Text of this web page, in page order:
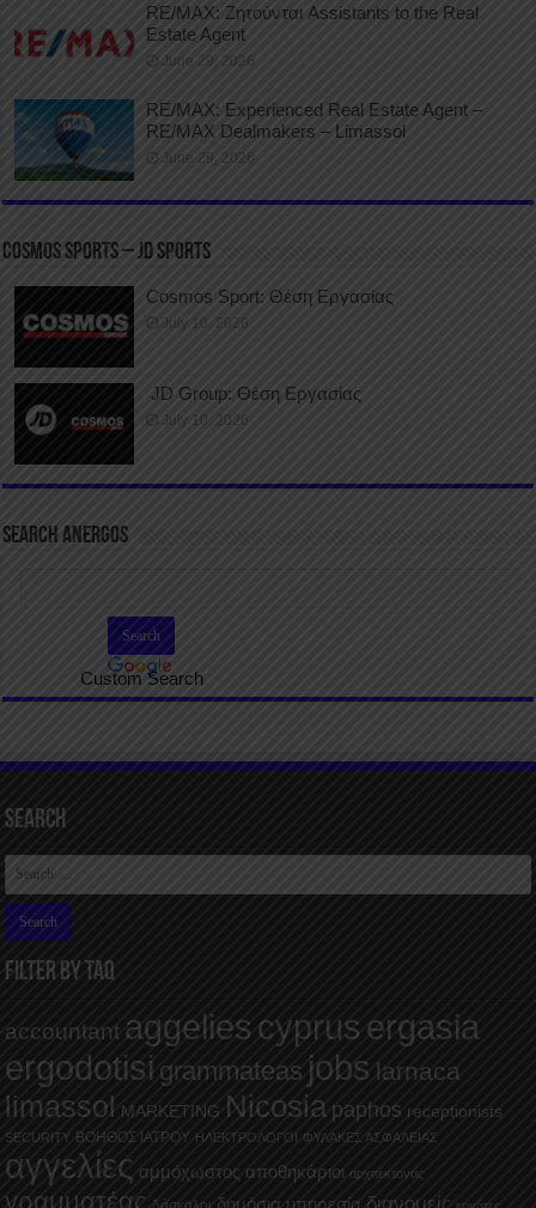
RE/MAX: Ζητούνται Assistants to the Real
Estate Agent
June 29, 2026
RE/MAX: Experienced Real Estate Agent –
RE/MAX Dealmakers – Limassol
June 29, 2026
COSMOS SPORTS – JD SPORTS
Cosmos Sport: Θέση Εργασίας
July 10, 2026
JD Group: Θέση Εργασίας
July 10, 2026
SEARCH ANERGOS
Custom Search
Search
FILTER BY TAQ
accountant aggeliescyprus ergasia
ergodotisi grammateas jobs larnaca
limassol MARKETING Nicosia paphos receptionists
SECURITY ΒΟΗΘΟΣ ΙΑΤΡΟΥ ΗΛΕΚΤΡΟΛΟΓΟΙ ΦΥΛΑΚΕΣ ΑΣΦΑΛΕΙΑΣ
αγγελίες αμμόχωστος αποθηκάριοι αρχιτέκτονας
γραμματέας διανομείς